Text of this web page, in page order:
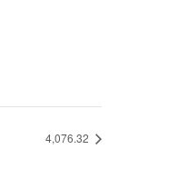
4,076.32